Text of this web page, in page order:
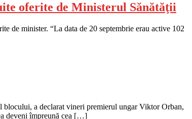
oferite de Ministerul Sănătăţii
de minister. “La data de 20 septembrie erau active 102
blocului, a declarat vineri premierul ungar Viktor Orban,
deveni împreună cea […]